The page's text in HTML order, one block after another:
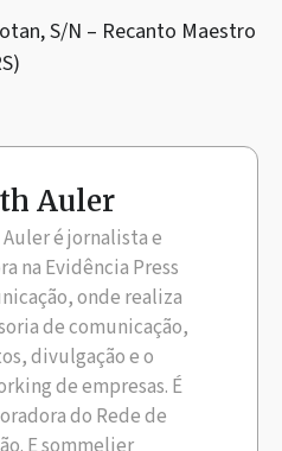
S/N – Recanto Maestro
Auler
é jornalista e
na Evidência Press
onde realiza
de comunicação,
divulgação e o
de empresas. É
do Rede de